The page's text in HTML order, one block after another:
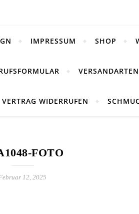
IMPRESSUM SHOP
VERSANDARTEN
VERTRAG WIDERRUFEN
FOTO
12, 2025